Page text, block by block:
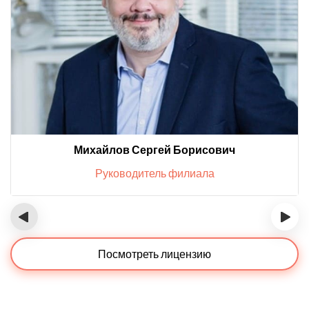
Михайлов Сергей Борисович
Руководитель филиала
‹ ›
Посмотреть лицензию